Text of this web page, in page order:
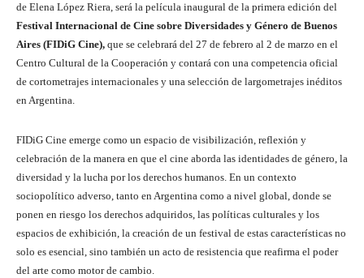
de Elena López Riera, será la película inaugural de la primera edición del
Festival Internacional de Cine sobre Diversidades y Género de Buenos
Aires (FIDiG Cine), que se celebrará del 27 de febrero al 2 de marzo en el
Centro Cultural de la Cooperación y contará con una competencia oficial
de cortometrajes internacionales y una selección de largometrajes inéditos
en Argentina.
FIDiG Cine emerge como un espacio de visibilización, reflexión y
celebración de la manera en que el cine aborda las identidades de género, la
diversidad y la lucha por los derechos humanos. En un contexto
sociopolítico adverso, tanto en Argentina como a nivel global, donde se
ponen en riesgo los derechos adquiridos, las políticas culturales y los
espacios de exhibición, la creación de un festival de estas características no
solo es esencial, sino también un acto de resistencia que reafirma el poder
del arte como motor de cambio.